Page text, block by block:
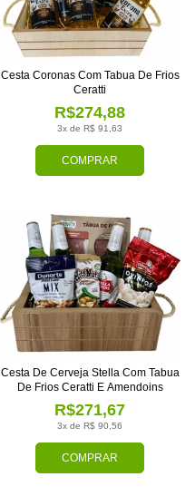
COMPRAR
3x de R$ 91,63
R$274,88
Cesta Coronas Com Tabua De Frios
Ceratti
COMPRAR
3x de R$ 90,56
R$271,67
Cesta De Cerveja Stella Com Tabua
De Frios Ceratti E Amendoins